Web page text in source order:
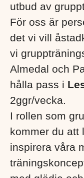
utbud av
För oss är
det vi vill
vi
Almedal och
hålla pass i
2ggr/vecka.
I rollen som
kommer du att
inspirera våra